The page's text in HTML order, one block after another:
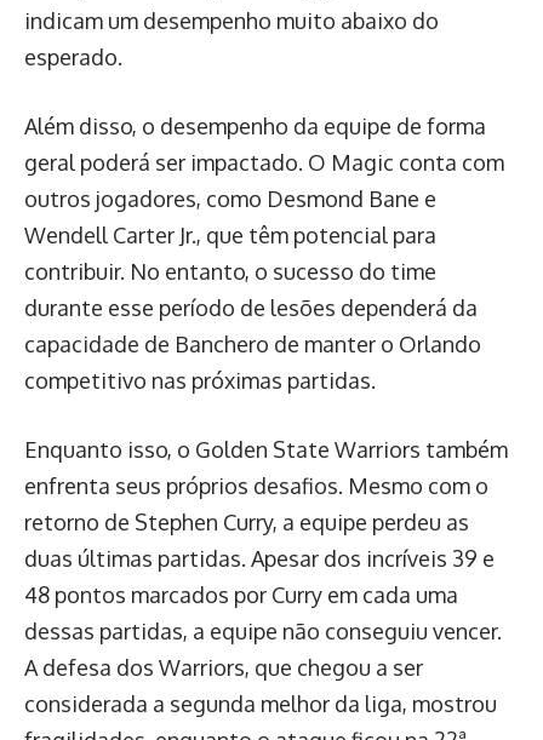
indicam um desempenho muito abaixo do
esperado.
Além disso, o desempenho da equipe de forma
geral poderá ser impactado. O Magic conta com
outros jogadores, como Desmond Bane e
Wendell Carter Jr., que têm potencial para
contribuir. No entanto, o sucesso do time
durante esse período de lesões dependerá da
capacidade de Banchero de manter o Orlando
competitivo nas próximas partidas.
Enquanto isso, o Golden State Warriors também
enfrenta seus próprios desafios. Mesmo com o
retorno de Stephen Curry, a equipe perdeu as
duas últimas partidas. Apesar dos incríveis 39 e
48 pontos marcados por Curry em cada uma
dessas partidas, a equipe não conseguiu vencer.
A defesa dos Warriors, que chegou a ser
considerada a segunda melhor da liga, mostrou